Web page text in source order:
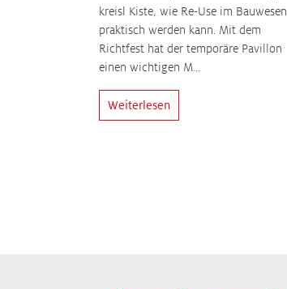
kreisl Kiste, wie Re-Use im Bauwesen
praktisch werden kann. Mit dem
Richtfest hat der temporäre Pavillon
einen wichtigen M…
Weiterlesen